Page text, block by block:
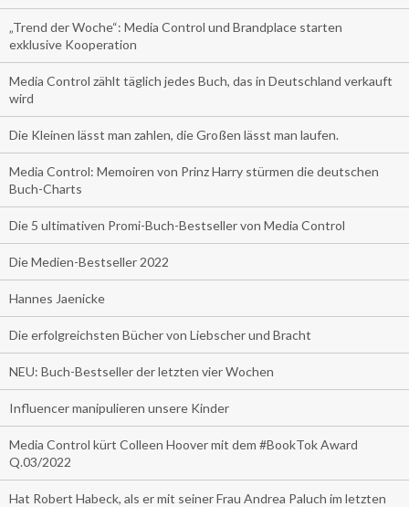
„Trend der Woche“: Media Control und Brandplace starten
exklusive Kooperation
Media Control zählt täglich jedes Buch, das in Deutschland verkauft
wird
Die Kleinen lässt man zahlen, die Großen lässt man laufen.
Media Control: Memoiren von Prinz Harry stürmen die deutschen
Buch-Charts
Die 5 ultimativen Promi-Buch-Bestseller von Media Control
Die Medien-Bestseller 2022
Hannes Jaenicke
Die erfolgreichsten Bücher von Liebscher und Bracht
NEU: Buch-Bestseller der letzten vier Wochen
Influencer manipulieren unsere Kinder
Media Control kürt Colleen Hoover mit dem #BookTok Award
Q.03/2022
Hat Robert Habeck, als er mit seiner Frau Andrea Paluch im letzten